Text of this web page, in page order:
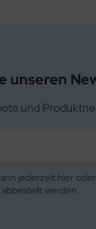
unseren
und
jederzeit hier
werden.